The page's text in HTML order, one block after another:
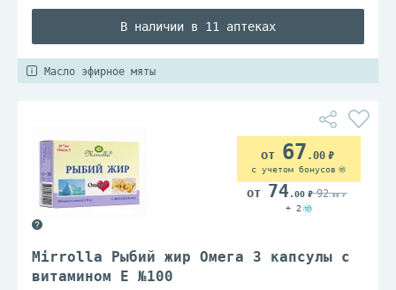
В наличии в 11 аптеках
Масло эфирное мяты
Mirrolla Рыбий жир Омега 3 капсулы с
витамином E №100
67 .00
с учетом бонусов
74.00 92.00
+ 2